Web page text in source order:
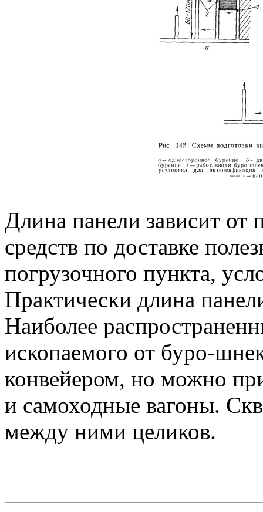
Длина панели зависит
средств по доставке
погрузочного пункта,
Практически длина
Наиболее
ископаемого от буро-
конвейером, но можно
и самоходные вагоны.
между ними целиков.